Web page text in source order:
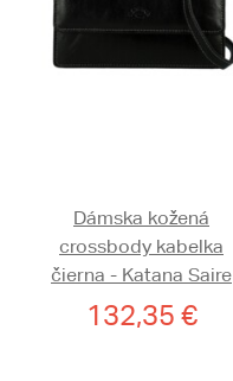
Dámska kožená
crossbody kabelka
čierna - Katana Saire
132,35 €